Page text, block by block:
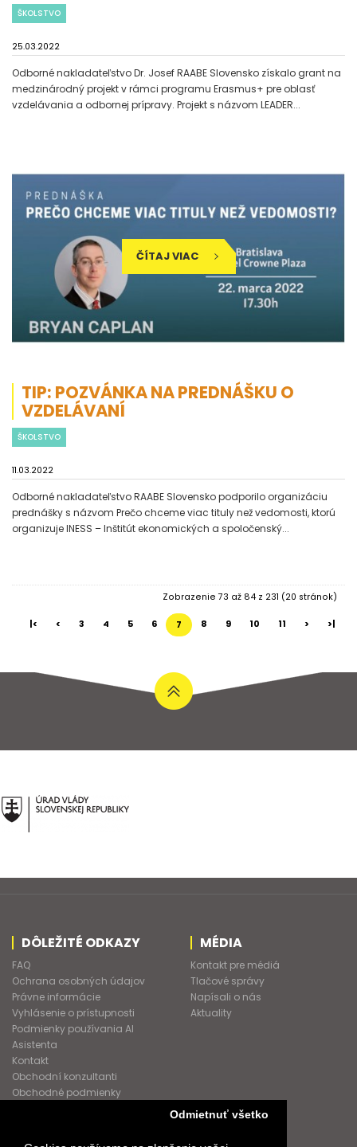
Odmietnuť všetko
ŠKOLSTVO
25.03.2022
Odborné nakladateľstvo Dr. Josef RAABE Slovensko získalo grant na
medzinárodný projekt v rámci programu Erasmus+ pre oblasť
vzdelávania a odbornej prípravy. Projekt s názvom LEADER...
ČÍTAJ VIAC
TIP: POZVÁNKA NA PREDNÁŠKU O
VZDELÁVANÍ
ŠKOLSTVO
11.03.2022
Odborné nakladateľstvo RAABE Slovensko podporilo organizáciu
prednášky s názvom Prečo chceme viac tituly než vedomosti, ktorú
organizuje INESS – Inštitút ekonomických a spoločenský...
Zobrazenie 73 až 84 z 231 (20 stránok)
|< < 3 4 5 6 7 8 9 10 11 > >|
DÔLEŽITÉ ODKAZY
FAQ
Ochrana osobných údajov
Právne informácie
Vyhlásenie o prístupnosti
Podmienky používania AI
Asistenta
Kontakt
Obchodní konzultanti
Obchodné podmienky
MÉDIA
Kontakt pre médiá
Tlačové správy
Napísali o nás
Aktuality